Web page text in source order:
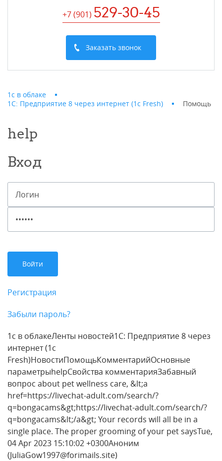
+7 (901) 529-30-45
Заказать звонок
1с в облаке
1С: Предприятие 8 через интернет (1c Fresh)
Помощь
help
Вход
Регистрация
Забыли пароль?
1с в облакеЛенты новостей1С: Предприятие 8 через
интернет (1c
Fresh)НовостиПомощьКомментарийОсновные
параметрыhelpСвойства комментарияЗабавный
вопрос about pet wellness care, &lt;a
href=https://livechat-adult.com/search/?
q=bongacams&gt;https://livechat-adult.com/search/?
q=bongacams&lt;/a&gt; Your records will all be in a
single place. The proper grooming of your pet saysTue,
04 Apr 2023 15:10:02 +0300Аноним
(JuliaGow1997@forimails.site)